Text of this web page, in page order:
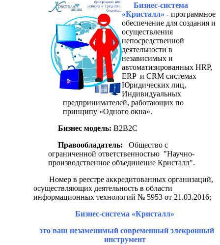
Бизнес-система
«Кристалл» - программное
обеспечение для создания и
осуществления
непосредственной
деятельности в
независимых и
автоматизированных HRP,
ERP и CRM системах
Юридических лиц,
Индивидуальных
предпринимателей, работающих по
принципу «Одного окна».
Бизнес модель: B2B2C
Правообладатель: Общество с
ограниченной ответственностью "Научно-
производственное объединение Кристалл".
Номер в реестре аккредитованных организаций,
осуществляющих деятельность в области
информационных технологий № 5953 от 21.03.2016;
Бизнес-система «Кристалл»
это ваш незаменимый современный элекронный
инструмент